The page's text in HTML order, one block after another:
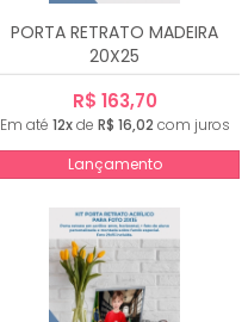
PORTA RETRATO MADEIRA
20X25
R$ 163,70
Em até 12xde R$ 16,02 com juros
Lançamento